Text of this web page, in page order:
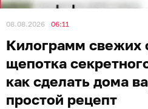
08.08.2026 06:11
Килограмм свежих
щепотка
как сделать дома
простой рецепт